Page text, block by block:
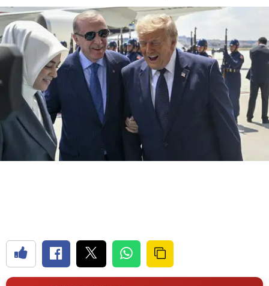
Burdur
Bursa
Çanakkale
Çankırı
Çorum
Diyarbakır
Erzincan
Erzurum